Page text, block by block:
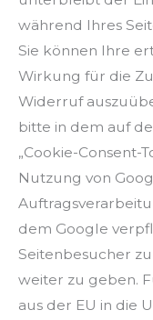
während Ihres
Sie können Ihre
Wirkung für die
Widerruf
bitte in dem auf
„Cookie-Consent-
Nutzung von
dem Google
Seitenbesucher
weiter zu geben.
aus der EU in die